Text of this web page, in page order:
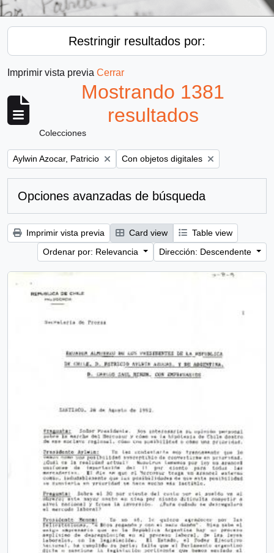
Restringir resultados por:
Imprimir vista previa Cerrar
Mostrando 1381
resultados
Colecciones
Remove filter:
Aylwin Azocar, Patricio Remove filter:
Con objetos digitales
Opciones avanzadas de búsqueda
Imprimir vista previa Card view
Table view
Ordenar por: Relevancia
Dirección: Descendente